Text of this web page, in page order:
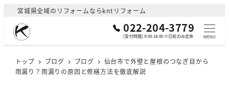
コ
宮城県全域のリフォームならkntリフォーム
022-204-3779
[受付時間] 9:00-18:00 ※日祝のみ定休 MENU
トップ ブログ ブログ
仙台市で外壁と屋根のつなぎ目から
雨漏り？雨漏りの原因と修繕方法を徹底解説